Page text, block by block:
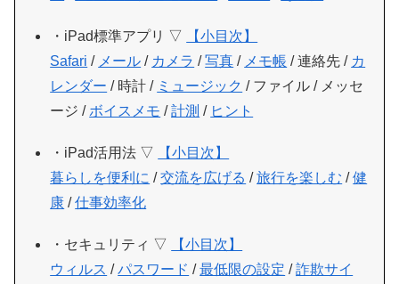
・iPad標準アプリ ▽
【小目次】
Safari / メール / カメラ /写真 / メモ帳 / 連絡先 / カ
レンダー / 時計 / ミュージック / ファイル / メッセ
ージ / ボイスメモ /計測 / ヒント
・iPad活用法 ▽
【小目次】
暮らしを便利に /交流を広げる /旅行を楽しむ /健
康 /仕事効率化
・セキュリティ ▽
【小目次】
ウィルス /パスワード /最低限の設定 /詐欺サイ